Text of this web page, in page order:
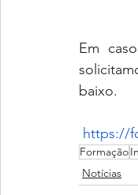
Em
baixo.
https://
Formação
Notícias